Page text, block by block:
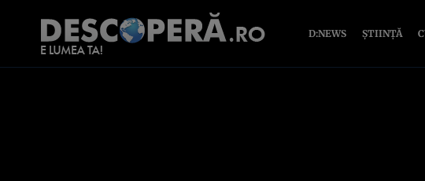
D:NEWS ȘTIINȚĂ